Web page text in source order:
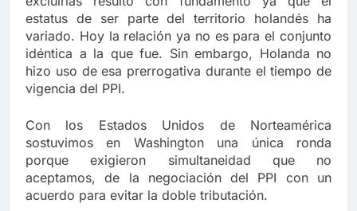
estatus de ser parte del territorio holandés ha
variado. Hoy la relación ya no es para el conjunto
idéntica a la que fue. Sin embargo, Holanda no
hizo uso de esa prerrogativa durante el tiempo de
vigencia del PPI.
Con los Estados Unidos de Norteamérica
sostuvimos en Washington una única ronda
porque exigieron simultaneidad que no
aceptamos, de la negociación del PPI con un
acuerdo para evitar la doble tributación.